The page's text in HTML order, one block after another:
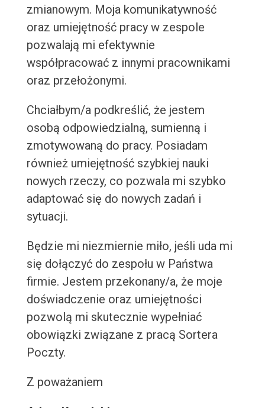
zmianowym. Moja komunikatywność
oraz umiejętność pracy w zespole
pozwalają mi efektywnie
współpracować z innymi pracownikami
oraz przełożonymi.
Chciałbym/a podkreślić, że jestem
osobą odpowiedzialną, sumienną i
zmotywowaną do pracy. Posiadam
również umiejętność szybkiej nauki
nowych rzeczy, co pozwala mi szybko
adaptować się do nowych zadań i
sytuacji.
Będzie mi niezmiernie miło, jeśli uda mi
się dołączyć do zespołu w Państwa
firmie. Jestem przekonany/a, że moje
doświadczenie oraz umiejętności
pozwolą mi skutecznie wypełniać
obowiązki związane z pracą Sortera
Poczty.
Z poważaniem